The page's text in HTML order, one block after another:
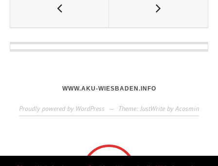
WWW.AKU-WIESBADEN.INFO
Proudly powered by WordPress — Theme: JustWrite by Acosmin